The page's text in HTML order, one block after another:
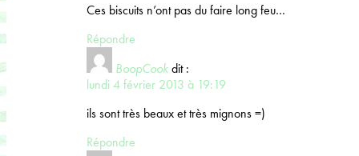
Ces biscuits n’ont pas du faire long feu…
Répondre
BoopCookdit :
lundi 4 février 2013 à 19:19
ils sont très beaux et très mignons =)
Répondre